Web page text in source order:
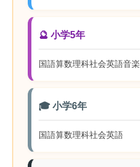
🔮 小学5年
国語算数理科社会英語音楽
🎓 小学6年
国語算数理科社会英語